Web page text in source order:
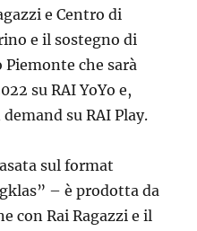
e Centro di
e il sostegno di
che sarà
su RAI YoYo e,
su RAI Play.
sul format
– è prodotta da
con Rai Ragazzi e il